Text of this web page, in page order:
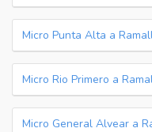
Micro Punta Alta a
Micro Rio Primero a
Micro General Alvear a